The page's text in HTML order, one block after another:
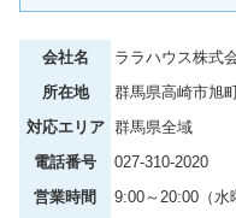
会社名
ララハウス株式
所在地
群馬県高崎市旭
対応エリア 群馬県全域
電話番号
027-310-2020
営業時間
9:00～20:00（水